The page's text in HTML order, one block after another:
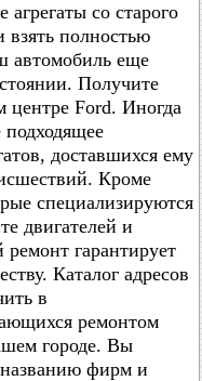
агрегаты со старого
взять полностью
автомобиль еще
Получите
центре Ford. Иногда
подходящее
доставшихся ему
Кроме
специализируются
двигателей и
гарантирует
Каталог адресов
в
ремонтом
городе. Вы
названию фирм и